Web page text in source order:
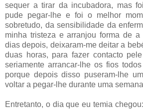
sequer a tirar da incubadora, mas
pude pegar-lhe e foi o melhor
sobretudo, da sensibilidade da
minha tristeza e arranjou forma de
dias depois, deixaram-me deitar a
duas horas, para fazer contacto
seriamente arrancar-lhe os fios
porque depois disso puseram-lhe
voltar a pegar-lhe durante uma
Entretanto, o dia que eu temia